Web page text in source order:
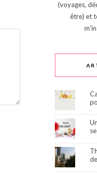
(voyages,
être) et